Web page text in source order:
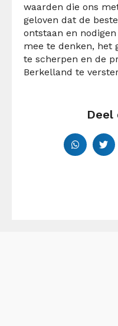
waarden die ons
geloven dat de
ontstaan en
mee te denken, het
te scherpen en de
Berkelland te